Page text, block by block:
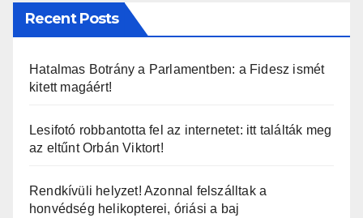
Recent Posts
Hatalmas Botrány a Parlamentben: a Fidesz ismét
kitett magáért!
Lesifotó robbantotta fel az internetet: itt találták meg
az eltűnt Orbán Viktort!
Rendkívüli helyzet! Azonnal felszálltak a
honvédség helikopterei, óriási a baj